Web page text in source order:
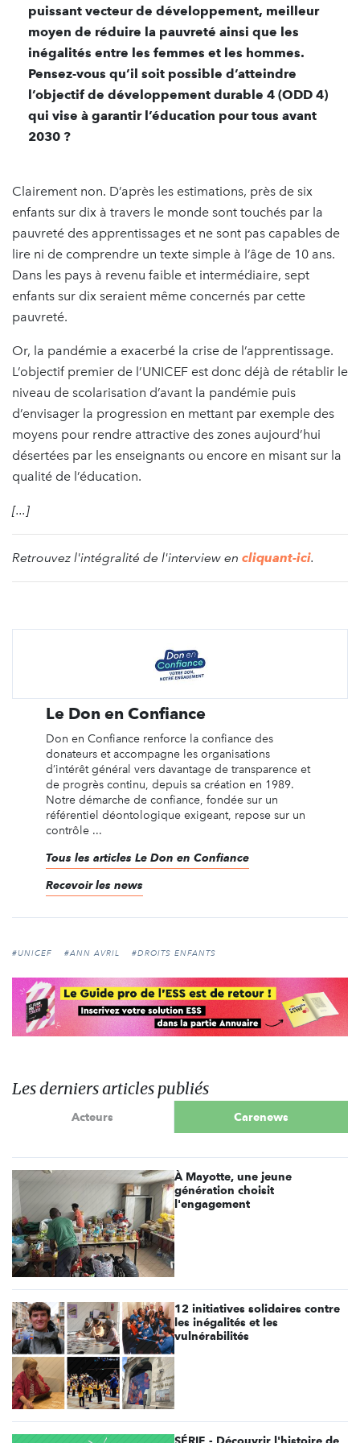
puissant vecteur de développement, meilleur
moyen de réduire la pauvreté ainsi que les
inégalités entre les femmes et les hommes.
Pensez-vous qu’il soit possible d’atteindre
l’objectif de développement durable 4 (ODD 4)
qui vise à garantir l’éducation pour tous avant
2030 ?
Clairement non. D’après les estimations, près de six
enfants sur dix à travers le monde sont touchés par la
pauvreté des apprentissages et ne sont pas capables de
lire ni de comprendre un texte simple à l’âge de 10 ans.
Dans les pays à revenu faible et intermédiaire, sept
enfants sur dix seraient même concernés par cette
pauvreté.
Or, la pandémie a exacerbé la crise de l’apprentissage.
L’objectif premier de l’UNICEF est donc déjà de rétablir le
niveau de scolarisation d’avant la pandémie puis
d’envisager la progression en mettant par exemple des
moyens pour rendre attractive des zones aujourd’hui
désertées par les enseignants ou encore en misant sur la
qualité de l’éducation.
[...]
Retrouvez l'intégralité de l'interview en cliquant-ici.
Le Don en Confiance
Don en Confiance renforce la confiance des
donateurs et accompagne les organisations
d’intérêt général vers davantage de transparence et
de progrès continu, depuis sa création en 1989.
Notre démarche de confiance, fondée sur un
référentiel déontologique exigeant, repose sur un
contrôle ...
Tous les articles Le Don en Confiance
Recevoir les news
#UNICEF #ANN AVRIL #DROITS ENFANTS
Les derniers articles publiés
Acteurs Carenews
À Mayotte, une jeune
génération choisit
l'engagement
12 initiatives solidaires contre
les inégalités et les
vulnérabilités